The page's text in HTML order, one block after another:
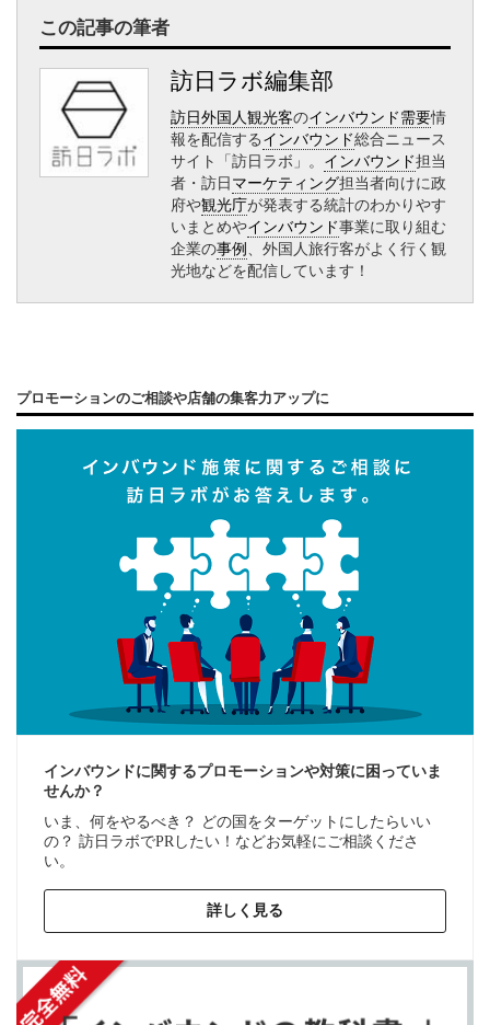
この記事の筆者
訪日ラボ編集部
訪日外国人観光客のインバウンド需要情
報を配信するインバウンド総合ニュース
サイト「訪日ラボ」。 インバウンド担当
者・訪日マーケティング担当者向けに政
府や観光庁が発表する統計のわかりやす
いまとめやインバウンド事業に取り組む
企業の事例 、外国人旅行客がよく行く観
光地などを配信しています！
プロモーションのご相談や店舗の集客力アップに
インバウンドに関するプロモーションや対策に困っていま
せんか？
いま、何をやるべき？ どの国をターゲットにしたらいい
の？ 訪日ラボでPRしたい！などお気軽にご相談くださ
い。
詳しく見る